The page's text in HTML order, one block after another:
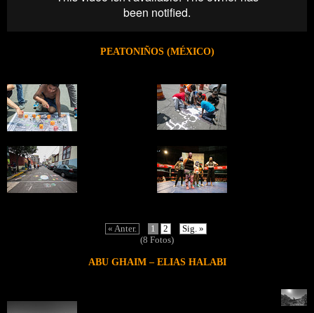
PEATONIÑOS (MÉXICO)
« Anter. 1 2
Sig. »
(8 Fotos)
ABU GHAIM – ELIAS HALABI